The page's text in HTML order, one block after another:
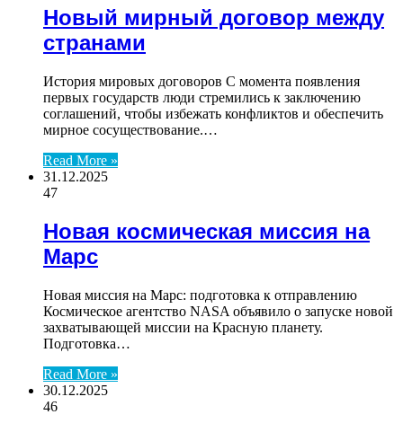
Новый мирный договор между
странами
История мировых договоров С момента появления
первых государств люди стремились к заключению
соглашений, чтобы избежать конфликтов и обеспечить
мирное сосуществование.…
Read More »
31.12.2025
47
Новая космическая миссия на
Марс
Новая миссия на Марс: подготовка к отправлению
Космическое агентство NASA объявило о запуске новой
захватывающей миссии на Красную планету.
Подготовка…
Read More »
30.12.2025
46